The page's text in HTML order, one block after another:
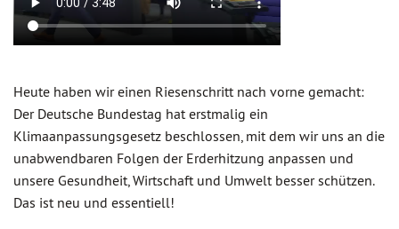
Heute haben wir einen Riesenschritt nach vorne gemacht:
Der Deutsche Bundestag hat erstmalig ein
Klimaanpassungsgesetz beschlossen, mit dem wir uns an die
unabwendbaren Folgen der Erderhitzung anpassen und
unsere Gesundheit, Wirtschaft und Umwelt besser schützen.
Das ist neu und essentiell!